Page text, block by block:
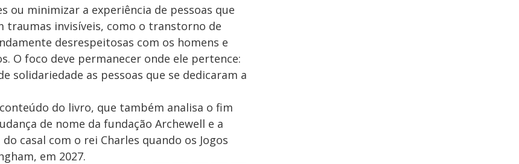
minimizar a experiência de pessoas que
traumas invisíveis, como o transtorno de
desrespeitosas com os homens e
O foco deve permanecer onde ele pertence:
solidariedade as pessoas que se dedicaram a
do livro, que também analisa o fim
de nome da fundação Archewell e a
casal com o rei Charles quando os Jogos
em 2027.